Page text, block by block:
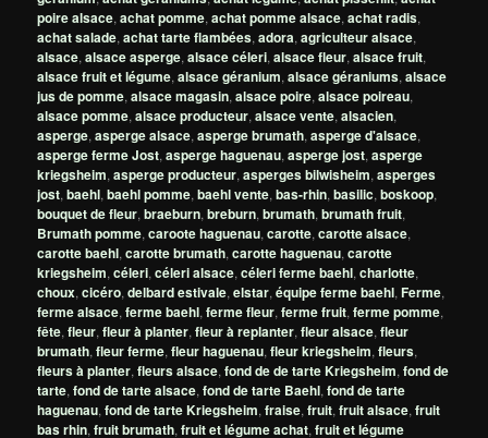
poire alsace,achat pomme,achat pomme alsace,achat radis,
achat salade,achat tarte flambées,adora,agriculteur alsace,
alsace,alsace asperge,alsace céleri,alsace fleur,alsace fruit,
alsace fruit et légume,alsace géranium,alsace géraniums,alsace
jus de pomme,alsace magasin,alsace poire,alsace poireau,
alsace pomme,alsace producteur,alsace vente,alsacien,
asperge,asperge alsace,asperge brumath,asperge d'alsace,
asperge ferme Jost,asperge haguenau,asperge jost,asperge
kriegsheim,asperge producteur,asperges bilwisheim,asperges
jost,baehl,baehl pomme,baehl vente,bas-rhin,basilic,boskoop,
bouquet de fleur,braeburn,breburn,brumath,brumath fruit,
Brumath pomme,caroote haguenau,carotte,carotte alsace,
carotte baehl,carotte brumath,carotte haguenau,carotte
kriegsheim,céleri,céleri alsace,céleri ferme baehl,charlotte,
choux,cicéro,delbard estivale,elstar,équipe ferme baehl,Ferme,
ferme alsace,ferme baehl,ferme fleur,ferme fruit,ferme pomme,
fête,fleur,fleur à planter,fleur à replanter,fleur alsace,fleur
brumath,fleur ferme,fleur haguenau,fleur kriegsheim,fleurs,
fleurs à planter,fleurs alsace,fond de de tarte Kriegsheim,fond de
tarte,fond de tarte alsace,fond de tarte Baehl,fond de tarte
haguenau,fond de tarte Kriegsheim,fraise,fruit,fruit alsace,fruit
bas rhin,fruit brumath,fruit et légume achat,fruit et légume